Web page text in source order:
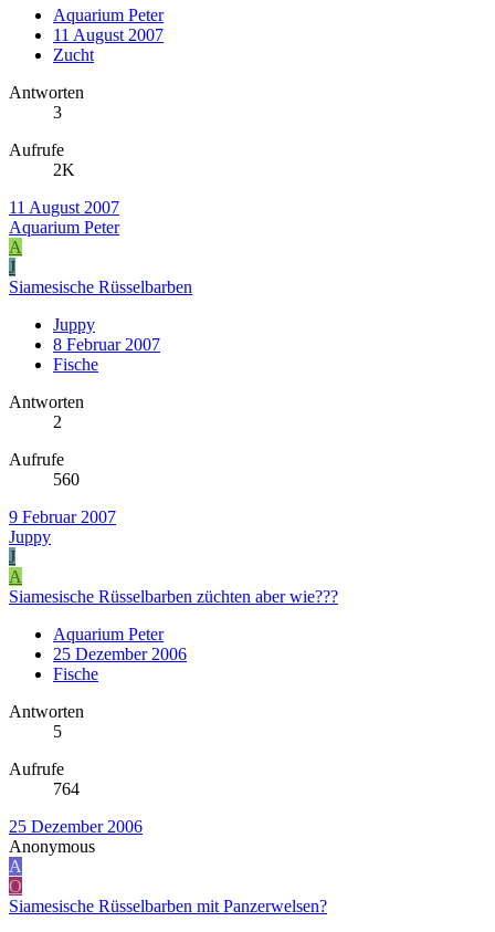
Aquarium Peter
11 August 2007
Zucht
Antworten
3
Aufrufe
2K
11 August 2007
Aquarium Peter
A
J
Siamesische Rüsselbarben
Juppy
8 Februar 2007
Fische
Antworten
2
Aufrufe
560
9 Februar 2007
Juppy
J
A
Siamesische Rüsselbarben züchten aber wie???
Aquarium Peter
25 Dezember 2006
Fische
Antworten
5
Aufrufe
764
25 Dezember 2006
Anonymous
A
O
Siamesische Rüsselbarben mit Panzerwelsen?